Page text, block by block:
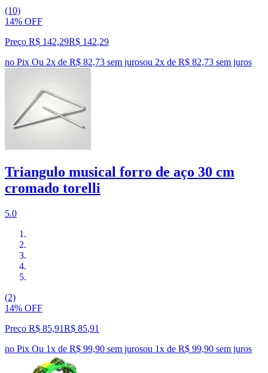
(10)
14% OFF
Preço R$ 142,29R$ 142,29
no Pix Ou 2x de R$ 82,73 sem jurosou 2x de R$ 82,73 sem juros
Triangulo musical forro de aço 30 cm
cromado torelli
5.0
(2)
14% OFF
Preço R$ 85,91R$ 85,91
no Pix Ou 1x de R$ 99,90 sem jurosou 1x de R$ 99,90 sem juros